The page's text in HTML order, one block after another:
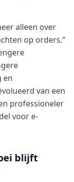
alleen over
op orders.”
en
van een
professioneler
voor e-
blijft